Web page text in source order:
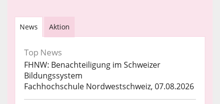
News Aktion
Top News
FHNW: Benachteiligung im Schweizer
Bildungssystem
Fachhochschule Nordwestschweiz, 07.08.2026